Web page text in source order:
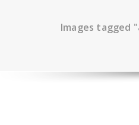
Images tagged